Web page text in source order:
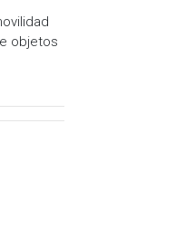
objetos